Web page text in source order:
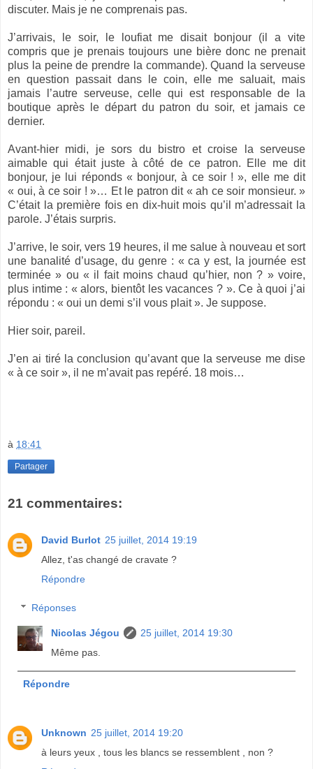
discuter. Mais je ne comprenais pas.
J’arrivais, le soir, le loufiat me disait bonjour (il a vite
compris que je prenais toujours une bière donc ne prenait
plus la peine de prendre la commande). Quand la serveuse
en question passait dans le coin, elle me saluait, mais
jamais l’autre serveuse, celle qui est responsable de la
boutique après le départ du patron du soir, et jamais ce
dernier.
Avant-hier midi, je sors du bistro et croise la serveuse
aimable qui était juste à côté de ce patron. Elle me dit
bonjour, je lui réponds « bonjour, à ce soir ! », elle me dit
« oui, à ce soir ! »… Et le patron dit « ah ce soir monsieur. »
C’était la première fois en dix-huit mois qu’il m’adressait la
parole. J’étais surpris.
J’arrive, le soir, vers 19 heures, il me salue à nouveau et sort
une banalité d’usage, du genre : « ca y est, la journée est
terminée » ou « il fait moins chaud qu’hier, non ? » voire,
plus intime : « alors, bientôt les vacances ? ». Ce à quoi j’ai
répondu : « oui un demi s’il vous plait ». Je suppose.
Hier soir, pareil.
J’en ai tiré la conclusion qu’avant que la serveuse me dise
« à ce soir », il ne m’avait pas repéré. 18 mois…
à 18:41
Partager
21 commentaires:
David Burlot 25 juillet, 2014 19:19
Allez, t'as changé de cravate ?
Répondre
Réponses
Nicolas Jégou
25 juillet, 2014 19:30
Même pas.
Répondre
Unknown 25 juillet, 2014 19:20
à leurs yeux , tous les blancs se ressemblent , non ?